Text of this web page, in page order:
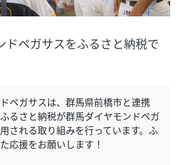
ドペガサスをふるさと納税で
ペガサスは、群馬県前橋市と連携
るさと納税が群馬ダイヤモンドペガ
される取り組みを行っています。ふ
応援をお願いします！